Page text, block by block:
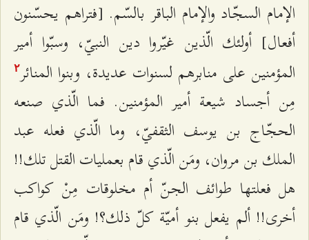
الإمام السجّاد والإمام الباقر بالسّم. [فتراهم يحسّنون
أفعال] أولئك الّذين غيّروا دين النبيّ، وسبّوا أمير
المؤمنين على منابرهم لسنوات عديدة، وبنوا المنائر٢
مِن أجساد شيعة أمير المؤمنين. فما الّذي صنعه
الحجّاج بن يوسف الثقفيّ، وما الّذي فعله عبد
الملك بن مروان، ومَن الّذي قام بعمليات القتل تلك!!
هل فعلتها طوائف الجنّ أم مخلوقات مِنْ كواكب
أخرى!! ألم يفعل بنو أميّة كلّ ذلك؟! ومَن الّذي قام